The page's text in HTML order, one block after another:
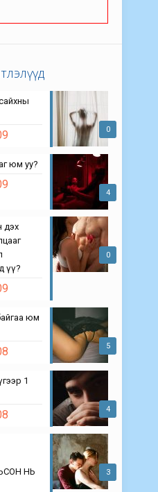
0
4
юм уу?
0
дэх
үү?
5
юм
4
1
3
НЬ